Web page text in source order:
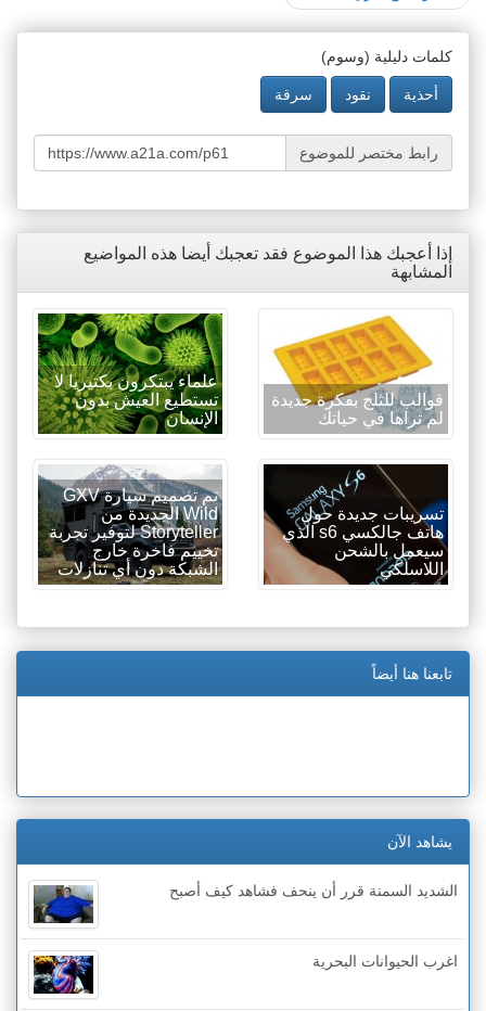
كلمات دليلية (وسوم)
أحذية نقود سرقة
رابط مختصر للموضوع
إذا أعجبك هذا الموضوع فقد تعجبك أيضا هذه المواضيع
المشابهة
قوالب للثلج بفكرة جديدة
لم تراها في حياتك
علماء يبتكرون بكتيريا لا
تستطيع العيش بدون
الإنسان
تسريبات جديدة حول
هاتف جالكسي s6 الذي
سيعمل بالشحن
اللاسلكي
تم تصميم سيارة GXV
Wild الجديدة من
Storyteller لتوفير تجربة
تخييم فاخرة خارج
الشبكة دون أي تنازلات
تابعنا هنا أيضاً
يشاهد الآن
الشديد السمنة قرر أن ينحف فشاهد كيف أصبح
اغرب الحيوانات البحرية